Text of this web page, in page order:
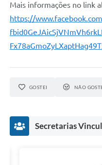
Mais informações no link
https://
GOSTEI NÃO
Secretarias